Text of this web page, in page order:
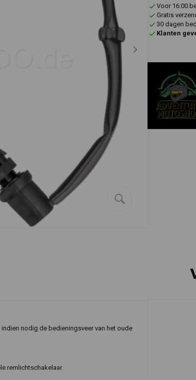
Voor 16:00
Gratis
30 dagen
Klanten
nodig de bedieningsveer van het oude
remlichtschakelaar.